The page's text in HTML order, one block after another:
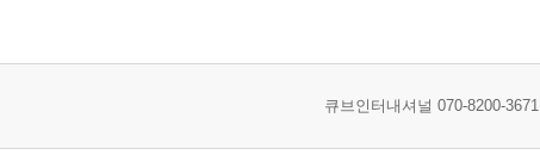
큐브인터내셔널 070-8200-3671